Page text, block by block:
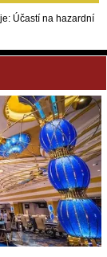
Účastí na hazardní